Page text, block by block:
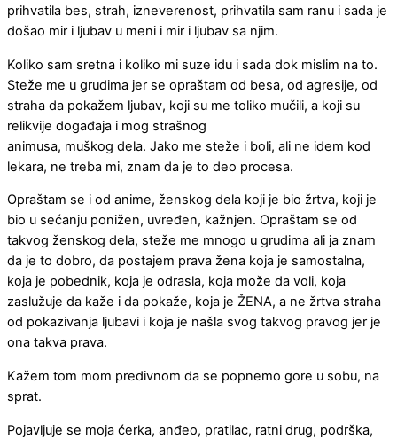
prihvatila bes, strah, izneverenost, prihvatila sam ranu i sada je
došao mir i ljubav u meni i mir i ljubav sa njim.
Koliko sam sretna i koliko mi suze idu i sada dok mislim na to.
Steže me u grudima jer se opraštam od besa, od agresije, od
straha da pokažem ljubav, koji su me toliko mučili, a koji su
relikvije događaja i mog strašnog
animusa, muškog dela. Jako me steže i boli, ali ne idem kod
lekara, ne treba mi, znam da je to deo procesa.
Opraštam se i od anime, ženskog dela koji je bio žrtva, koji je
bio u sećanju ponižen, uvređen, kažnjen. Opraštam se od
takvog ženskog dela, steže me mnogo u grudima ali ja znam
da je to dobro, da postajem prava žena koja je samostalna,
koja je pobednik, koja je odrasla, koja može da voli, koja
zaslužuje da kaže i da pokaže, koja je ŽENA, a ne žrtva straha
od pokazivanja ljubavi i koja je našla svog takvog pravog jer je
ona takva prava.
Kažem tom mom predivnom da se popnemo gore u sobu, na
sprat.
Pojavljuje se moja ćerka, anđeo, pratilac, ratni drug, podrška,